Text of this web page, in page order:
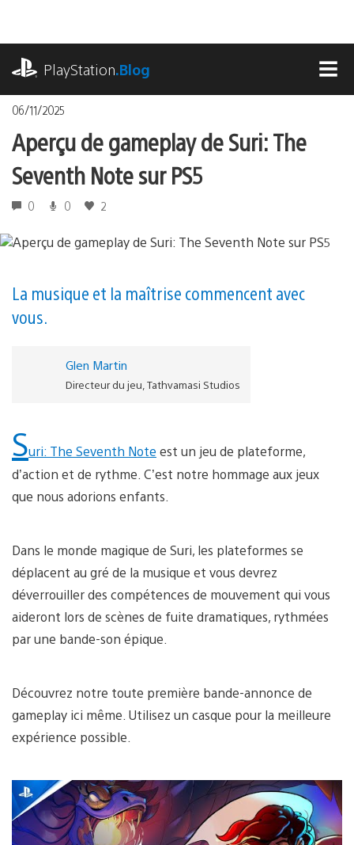
contenu
PlayStation.Blog
06/11/2025
Aperçu de gameplay de Suri: The
Seventh Note sur PS5
0 0 2
La musique et la maîtrise commencent avec
vous.
Glen Martin
Directeur du jeu, Tathvamasi Studios
Suri: The Seventh Note est un jeu de plateforme,
d’action et de rythme. C’est notre hommage aux jeux
que nous adorions enfants.
Dans le monde magique de Suri, les plateformes se
déplacent au gré de la musique et vous devrez
déverrouiller des compétences de mouvement qui vous
aideront lors de scènes de fuite dramatiques, rythmées
par une bande-son épique.
Découvrez notre toute première bande-annonce de
gameplay ici même. Utilisez un casque pour la meilleure
expérience possible.